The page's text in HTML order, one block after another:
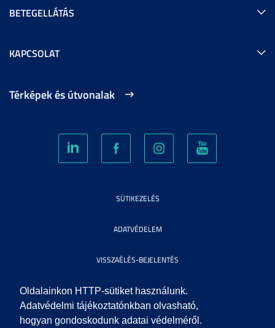
Oldalainkon HTTP-sütiket használunk.
Adatvédelmi tájékoztatónkban olvasható,
hogyan gondoskodunk adatai védelméről.
BETEGELLÁTÁS
KAPCSOLAT
Térképek és útvonalak
SÜTIKEZELÉS
ADATVÉDELEM
VISSZAÉLÉS-BEJELENTÉS
KÖZÉRDEKŰ ADATOK
IMPRESSZUM